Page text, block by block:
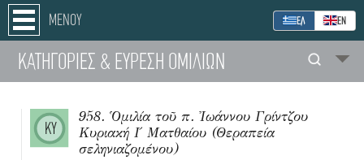
ΜΕΝΟΥ ΕΛ ΕΝ
ΚΑΤΗΓΟΡΙΕΣ & ΕΥΡΕΣΗ ΟΜΙΛΙΩΝ
ΚΥ
958. Ὁμιλία τοῦ π. Ἰωάννου Γρίντζου
Κυριακή Ι΄ Ματθαίου (Θεραπεία
σεληνιαζομένου)